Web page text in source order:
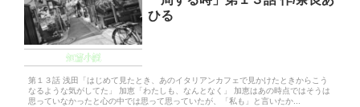
短篇小説
ひる
第１３話 浅田「はじめて見たとき、あのイタリアンカフェで見かけたときからこう
なるような気がしてた」 加恵「わたしも、なんとなく」 加恵はあの時点ではそうは
思っていなかったと心の中では思って思っていたが、「私も」と言いたか...